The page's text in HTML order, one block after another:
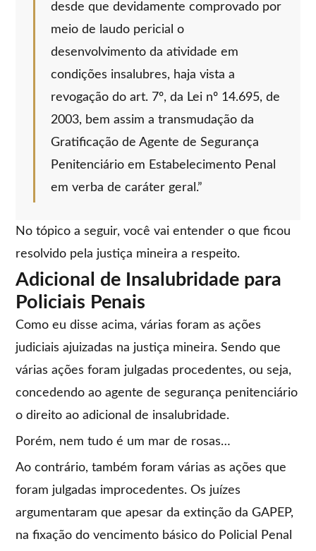
desde que devidamente comprovado por
meio de laudo pericial o
desenvolvimento da atividade em
condições insalubres, haja vista a
revogação do art. 7º, da Lei nº 14.695, de
2003, bem assim a transmudação da
Gratificação de Agente de Segurança
Penitenciário em Estabelecimento Penal
em verba de caráter geral.”
No tópico a seguir, você vai entender o que ficou
resolvido pela justiça mineira a respeito.
Adicional de Insalubridade para
Policiais Penais
Como eu disse acima, várias foram as ações
judiciais ajuizadas na justiça mineira. Sendo que
várias ações foram julgadas procedentes, ou seja,
concedendo ao agente de segurança penitenciário
o direito ao adicional de insalubridade.
Porém, nem tudo é um mar de rosas…
Ao contrário, também foram várias as ações que
foram julgadas improcedentes. Os juízes
argumentaram que apesar da extinção da GAPEP,
na fixação do vencimento básico do Policial Penal